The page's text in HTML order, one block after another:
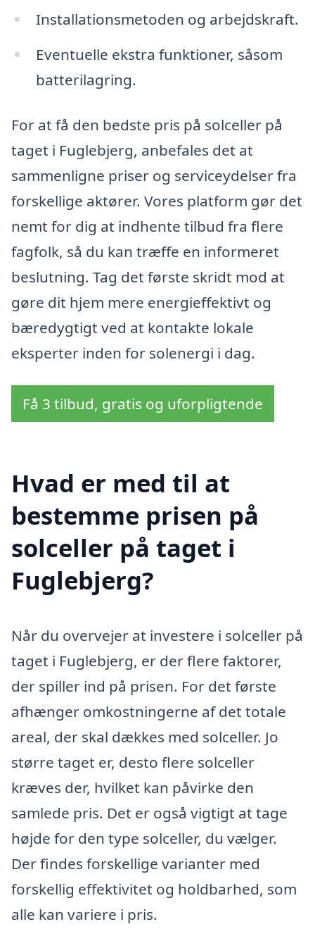
Installationsmetoden og arbejdskraft.
Eventuelle ekstra funktioner, såsom
batterilagring.
For at få den bedste pris på solceller på
taget i Fuglebjerg, anbefales det at
sammenligne priser og serviceydelser fra
forskellige aktører. Vores platform gør det
nemt for dig at indhente tilbud fra flere
fagfolk, så du kan træffe en informeret
beslutning. Tag det første skridt mod at
gøre dit hjem mere energieffektivt og
bæredygtigt ved at kontakte lokale
eksperter inden for solenergi i dag.
Få 3 tilbud, gratis og uforpligtende
Hvad er med til at
bestemme prisen på
solceller på taget i
Fuglebjerg?
Når du overvejer at investere i solceller på
taget i Fuglebjerg, er der flere faktorer,
der spiller ind på prisen. For det første
afhænger omkostningerne af det totale
areal, der skal dækkes med solceller. Jo
større taget er, desto flere solceller
kræves der, hvilket kan påvirke den
samlede pris. Det er også vigtigt at tage
højde for den type solceller, du vælger.
Der findes forskellige varianter med
forskellig effektivitet og holdbarhed, som
alle kan variere i pris.